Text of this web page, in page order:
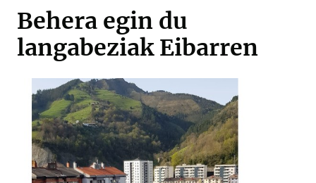
Behera egin du
langabeziak Eibarren